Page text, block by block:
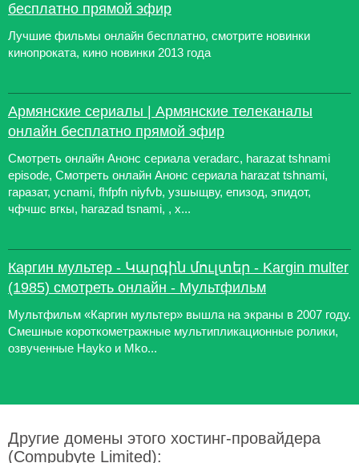
бесплатно прямой эфир
Лучшие фильмы онлайн бесплатно, смотрите новинки
кинопроката, кино новинки 2013 года
Армянские сериалы | Армянские телеканалы
онлайн бесплатно прямой эфир
Смотреть онлайн Анонс сериала veradarc, harazat tshnami
episode, Смотреть онлайн Анонс сериала harazat tshnami,
гаразат, ycnami, fhfpfn niyfvb, узшыщву, епизод, эпидот,
чфчшс вгкы, harazad tsnami, , х...
Каргин мультер - Կարգին մուլտեր - Kargin multer
(1985) смотреть онлайн - Мультфильм
Мультфильм «Каргин мультер» вышла на экраны в 2007 году.
Смешные короткометражные мультипликационные ролики,
озвученные Hayko и Mko...
Другие домены этого хостинг-провайдера
(Compubyte Limited):